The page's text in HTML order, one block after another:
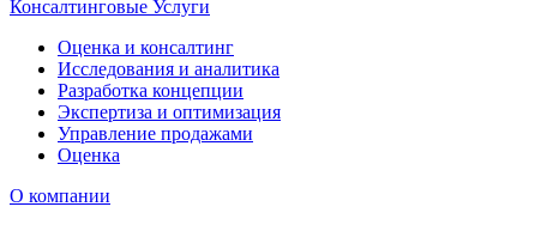
Консалтинговые Услуги
Оценка и консалтинг
Исследования и аналитика
Разработка концепции
Экспертиза и оптимизация
Управление продажами
Оценка
О компании